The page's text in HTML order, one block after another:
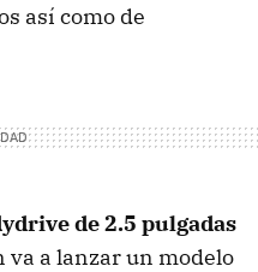
así como de
de 2.5 pulgadas
va a lanzar un modelo